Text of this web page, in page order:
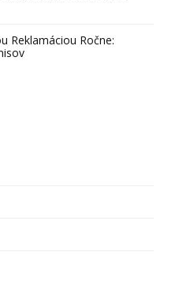
Reklamáciou Ročne: